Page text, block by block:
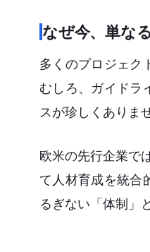
なぜ今、単な
多くのプロジェク
むしろ、ガイドラ
スが珍しくありま
欧米の先行企業で
て人材育成を統合
るぎない「体制」